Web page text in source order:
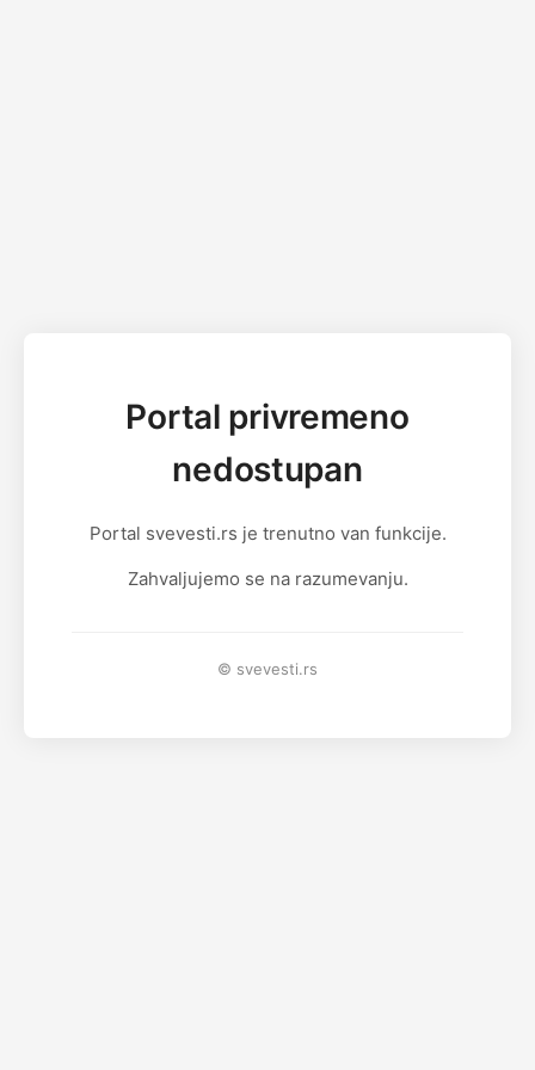
Portal privremeno
nedostupan
Portal svevesti.rs je trenutno van funkcije.
Zahvaljujemo se na razumevanju.
© svevesti.rs